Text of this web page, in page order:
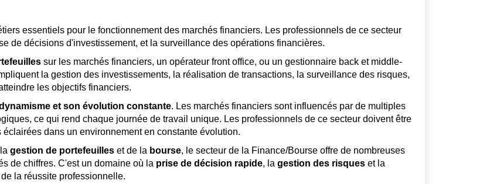
essentiels pour le fonctionnement des marchés financiers. Les professionnels de ce secteur
de décisions d'investissement, et la surveillance des opérations financières.
sur les marchés financiers, un opérateur front office, ou un gestionnaire back et middle-
la gestion des investissements, la réalisation de transactions, la surveillance des risques,
les objectifs financiers.
et son évolution constante. Les marchés financiers sont influencés par de multiples
ce qui rend chaque journée de travail unique. Les professionnels de ce secteur doivent être
dans un environnement en constante évolution.
gestion de portefeuilleset de la bourse, le secteur de la Finance/Bourse offre de nombreuses
de chiffres. C'est un domaine où la prise de décision rapide, la gestion des risqueset la
la réussite professionnelle.